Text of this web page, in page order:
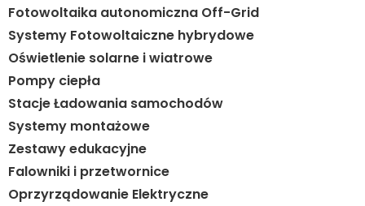
Fotowoltaika autonomiczna Off-Grid
Systemy Fotowoltaiczne hybrydowe
Oświetlenie solarne i wiatrowe
Pompy ciepła
Stacje Ładowania samochodów
Systemy montażowe
Zestawy edukacyjne
Falowniki i przetwornice
Oprzyrządowanie Elektryczne